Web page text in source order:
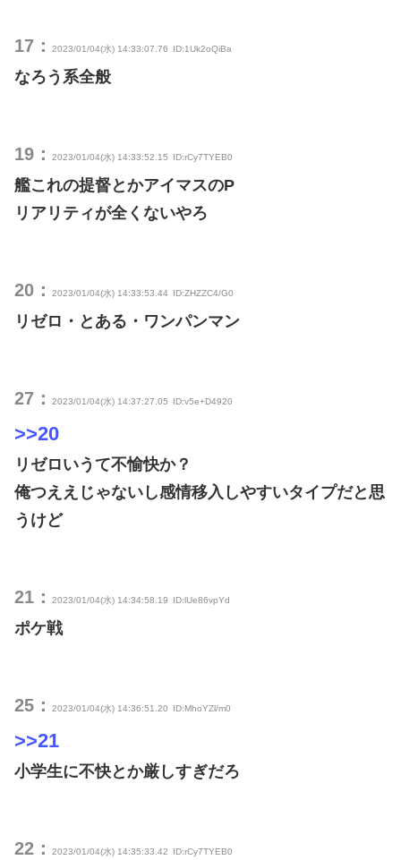
17： 2023/01/04(水) 14:33:07.76 ID:1Uk2oQiBa
なろう系全般
19： 2023/01/04(水) 14:33:52.15 ID:rCy7TYEB0
艦これの提督とかアイマスのP
リアリティが全くないやろ
20： 2023/01/04(水) 14:33:53.44 ID:ZHZZC4/G0
リゼロ・とある・ワンパンマン
27： 2023/01/04(水) 14:37:27.05 ID:v5e+D4920
>>20
リゼロいうて不愉快か？
俺つええじゃないし感情移入しやすいタイプだと思
うけど
21： 2023/01/04(水) 14:34:58.19 ID:lUe86vpYd
ポケ戦
25： 2023/01/04(水) 14:36:51.20 ID:MhoYZl/m0
>>21
小学生に不快とか厳しすぎだろ
22： 2023/01/04(水) 14:35:33.42 ID:rCy7TYEB0